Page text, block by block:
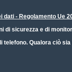
dati - Regolamento Ue
di sicurezza e di
Qualora ciò sia